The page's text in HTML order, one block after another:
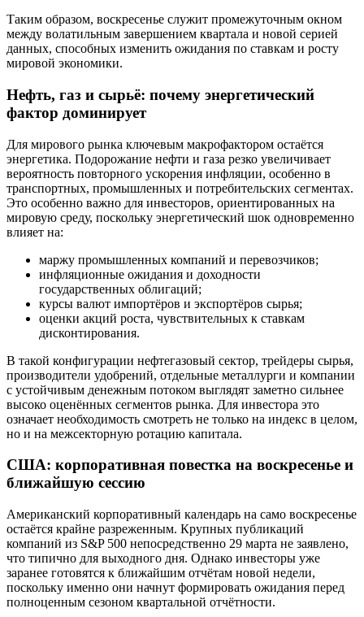
Таким образом, воскресенье служит промежуточным окном
между волатильным завершением квартала и новой серией
данных, способных изменить ожидания по ставкам и росту
мировой экономики.
Нефть, газ и сырьё: почему энергетический
фактор доминирует
Для мирового рынка ключевым макрофактором остаётся
энергетика. Подорожание нефти и газа резко увеличивает
вероятность повторного ускорения инфляции, особенно в
транспортных, промышленных и потребительских сегментах.
Это особенно важно для инвесторов, ориентированных на
мировую среду, поскольку энергетический шок одновременно
влияет на:
маржу промышленных компаний и перевозчиков;
инфляционные ожидания и доходности
государственных облигаций;
курсы валют импортёров и экспортёров сырья;
оценки акций роста, чувствительных к ставкам
дисконтирования.
В такой конфигурации нефтегазовый сектор, трейдеры сырья,
производители удобрений, отдельные металлурги и компании
с устойчивым денежным потоком выглядят заметно сильнее
высоко оценённых сегментов рынка. Для инвестора это
означает необходимость смотреть не только на индекс в целом,
но и на межсекторную ротацию капитала.
США: корпоративная повестка на воскресенье и
ближайшую сессию
Американский корпоративный календарь на само воскресенье
остаётся крайне разреженным. Крупных публикаций
компаний из S&P 500 непосредственно 29 марта не заявлено,
что типично для выходного дня. Однако инвесторы уже
заранее готовятся к ближайшим отчётам новой недели,
поскольку именно они начнут формировать ожидания перед
полноценным сезоном квартальной отчётности.